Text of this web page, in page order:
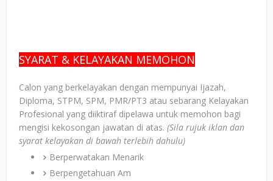
SYARAT & KELAYAKAN MEMOHON
Calon yang berkelayakan dengan mempunyai Ijazah,
Diploma, STPM, SPM, PMR/PT3 atau sebarang Kelayakan
Profesional yang diiktiraf dipelawa untuk memohon bagi
mengisi kekosongan jawatan di atas. (Sila rujuk iklan dan
syarat kelayakan di bawah terlebih dahulu)
Berperwatakan Menarik
Berpengetahuan Am